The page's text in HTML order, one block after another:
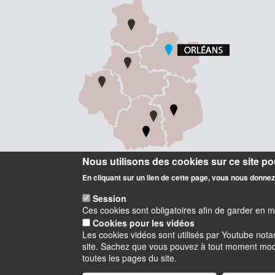
InstagramLinkedInYoutubeTikTokFacebook
Nous utilisons des cookies sur ce site
En cliquant sur un lien de cette page, vous nous
Session
Ces cookies sont obligatoires afin de garder en
Cookies pour les vidéos
Les cookies vidéos sont utilisés par Youtube
site. Sachez que vous pouvez à tout moment
toutes les pages du site.